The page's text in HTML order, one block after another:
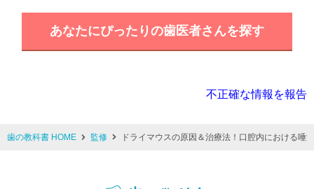
あなたにぴったりの歯医者さんを探す
不正確な情報を報告
歯の教科書 HOME 監修 ドライマウスの原因＆治療法！口腔内における唾